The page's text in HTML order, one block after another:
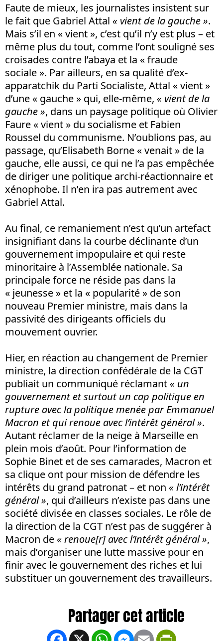
Faute de mieux, les journalistes insistent sur
le fait que Gabriel Attal « vient de la gauche ».
Mais s’il en « vient », c’est qu’il n’y est plus – et
même plus du tout, comme l’ont souligné ses
croisades contre l’abaya et la « fraude
sociale ». Par ailleurs, en sa qualité d’ex-
apparatchik du Parti Socialiste, Attal « vient »
d’une « gauche » qui, elle-même, « vient de la
gauche », dans un paysage politique où Olivier
Faure « vient » du socialisme et Fabien
Roussel du communisme. N’oublions pas, au
passage, qu’Elisabeth Borne « venait » de la
gauche, elle aussi, ce qui ne l’a pas empêchée
de diriger une politique archi-réactionnaire et
xénophobe. Il n’en ira pas autrement avec
Gabriel Attal.
Au final, ce remaniement n’est qu’un artefact
insignifiant dans la courbe déclinante d’un
gouvernement impopulaire et qui reste
minoritaire à l’Assemblée nationale. Sa
principale force ne réside pas dans la
« jeunesse » et la « popularité » de son
nouveau Premier ministre, mais dans la
passivité des dirigeants officiels du
mouvement ouvrier.
Hier, en réaction au changement de Premier
ministre, la direction confédérale de la CGT
publiait un communiqué réclamant « un
gouvernement et surtout un cap politique en
rupture avec la politique menée par Emmanuel
Macron et qui renoue avec l’intérêt général ».
Autant réclamer de la neige à Marseille en
plein mois d’août. Pour l’information de
Sophie Binet et de ses camarades, Macron et
sa clique ont pour mission de défendre les
intérêts du grand patronat – et non « l’intérêt
général », qui d’ailleurs n’existe pas dans une
société divisée en classes sociales. Le rôle de
la direction de la CGT n’est pas de suggérer à
Macron de « renoue[r] avec l’intérêt général »,
mais d’organiser une lutte massive pour en
finir avec le gouvernement des riches et lui
substituer un gouvernement des travailleurs.